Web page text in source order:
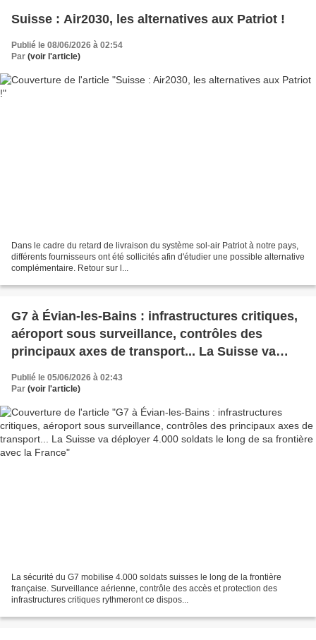
Suisse : Air2030, les alternatives aux Patriot !
Publié le 08/06/2026 à 02:54
Par (voir l'article)
Dans le cadre du retard de livraison du système sol-air Patriot à notre pays,
différents fournisseurs ont été sollicités afin d'étudier une possible alternative
complémentaire. Retour sur l...
G7 à Évian-les-Bains : infrastructures critiques,
aéroport sous surveillance, contrôles des
principaux axes de transport... La Suisse va
avec la France
Publié le 05/06/2026 à 02:43
Par (voir l'article)
La sécurité du G7 mobilise 4.000 soldats suisses le long de la frontière
française. Surveillance aérienne, contrôle des accès et protection des
infrastructures critiques rythmeront ce dispos...